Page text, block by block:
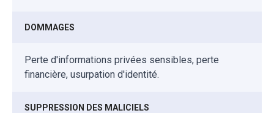
DOMMAGES
Perte d'informations privées sensibles, perte
financière, usurpation d'identité.
SUPPRESSION DES MALICIELS